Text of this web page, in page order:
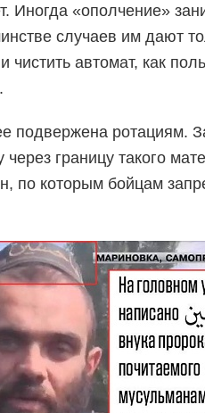
Иногда «ополчение»
случаев им дают
чистить автомат, как
подвержена ротациям.
через границу такого
по которым бойцам